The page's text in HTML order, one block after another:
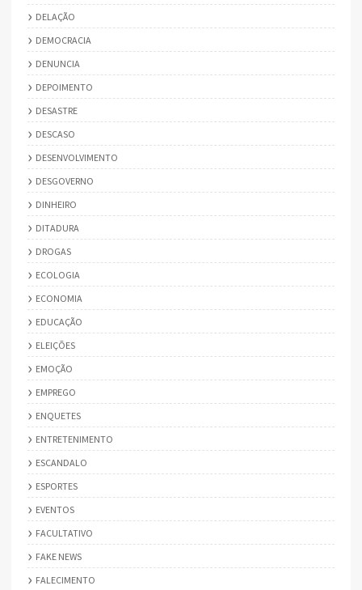
DELAÇÃO
DEMOCRACIA
DENUNCIA
DEPOIMENTO
DESASTRE
DESCASO
DESENVOLVIMENTO
DESGOVERNO
DINHEIRO
DITADURA
DROGAS
ECOLOGIA
ECONOMIA
EDUCAÇÃO
ELEIÇÕES
EMOÇÃO
EMPREGO
ENQUETES
ENTRETENIMENTO
ESCANDALO
ESPORTES
EVENTOS
FACULTATIVO
FAKE NEWS
FALECIMENTO